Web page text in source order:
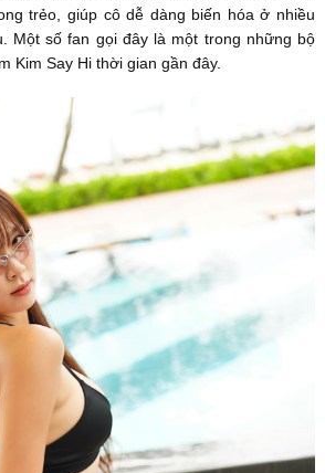
trẻo, giúp cô dễ dàng biến hóa ở nhiều
Một số fan gọi đây là một trong những bộ
Kim Say Hi thời gian gần đây.